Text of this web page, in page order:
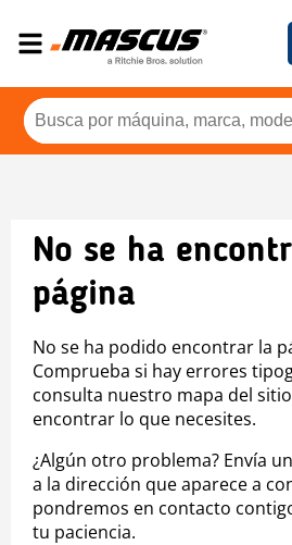
No se ha
página
No se ha podido encontrar la
Comprueba si hay errores
consulta nuestro mapa del
encontrar lo que necesites.
¿Algún otro problema? Envía
a la dirección que aparece a
pondremos en contacto
tu paciencia.